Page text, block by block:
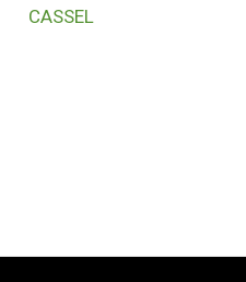
CASSEL